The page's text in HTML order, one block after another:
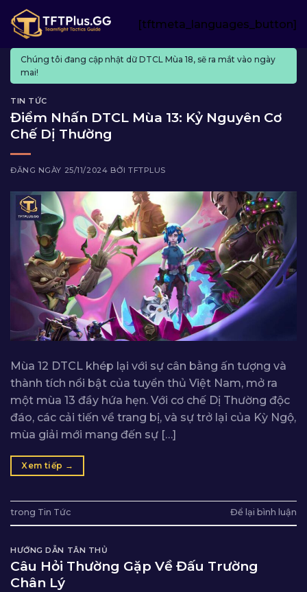
Skip
to
content
[tftmeta_languages_button]
Chúng tôi đang cập nhật dữ DTCL Mùa 18, sẽ ra mắt vào ngày
mai!
TIN TỨC
Điểm Nhấn DTCL Mùa 13: Kỷ Nguyên Cơ
Chế Dị Thường
ĐĂNG NGÀY 25/11/2024 BỞITFTPLUS
Mùa 12 DTCL khép lại với sự cân bằng ấn tượng và
thành tích nổi bật của tuyển thủ Việt Nam, mở ra
một mùa 13 đầy hứa hẹn. Với cơ chế Dị Thường độc
đáo, các cải tiến về trang bị, và sự trở lại của Kỳ Ngộ,
mùa giải mới mang đến sự […]
Xem tiếp →
trong Tin Tức Để lại bình luận
HƯỚNG DẪN TÂN THỦ
Câu Hỏi Thường Gặp Về Đấu Trường
Chân Lý